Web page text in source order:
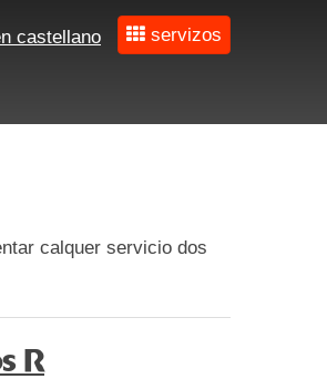
castellano servizos
calquer servicio dos
R